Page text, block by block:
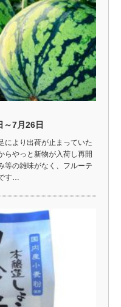
7月26日
により出荷が止まっていた
らやっと新物が入荷し再開
等の雑味がなく、フルーテ
す…